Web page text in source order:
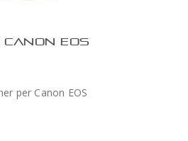
EOS
per Canon EOS